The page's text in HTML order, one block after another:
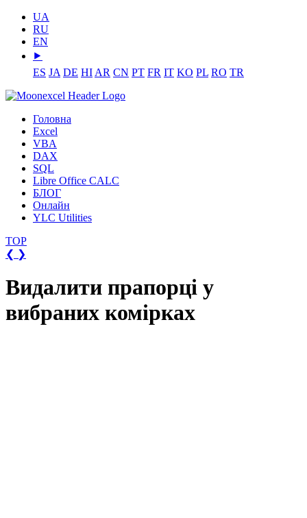
UA
RU
EN
⯈
ES JA DE HI AR CN PT FR IT KO PL RO TR
Головна
Excel
VBA
DAX
SQL
Libre Office CALC
БЛОГ
Онлайн
YLC Utilities
TOP
❮ ❯
Видалити прапорці у
вибраних комірках